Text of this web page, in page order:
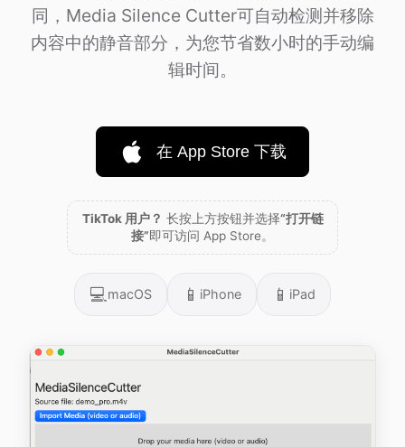
同，Media Silence Cutter可自动检测并移除
内容中的静音部分，为您节省数小时的手动编
辑时间。
在 App Store 下载
TikTok 用户？ 长按上方按钮并选择“打开链
接”即可访问 App Store。
💻macOS 📱 iPhone 📱 iPad